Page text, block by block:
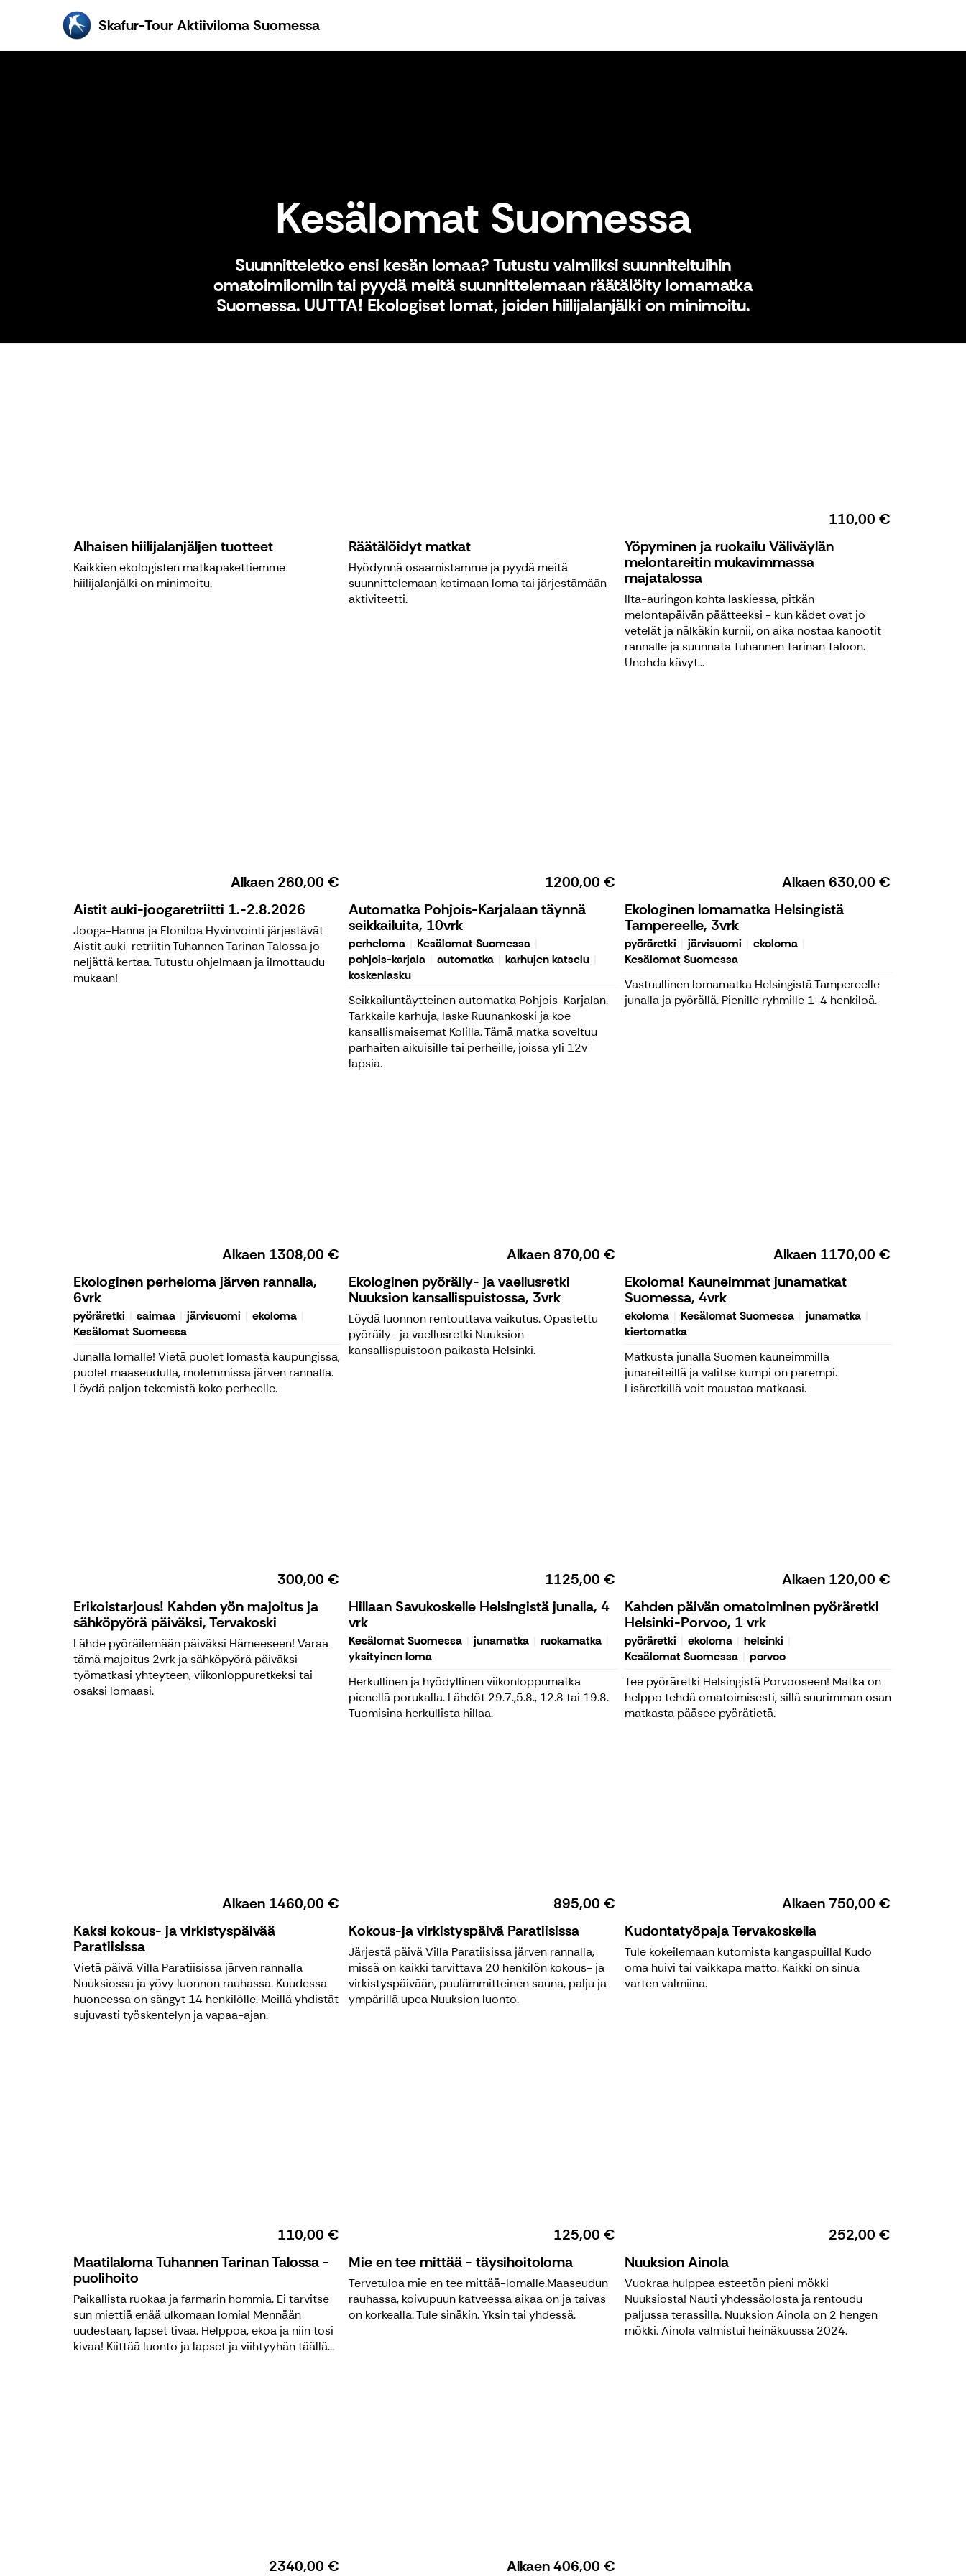
Skafur-Tour Aktiiviloma SuomessaSkafur-Tour Aktiiviloma Suomessa
Kesälomat Suomessa
Suunnitteletko ensi kesän lomaa? Tutustu valmiiksi suunniteltuihin
omatoimilomiin tai pyydä meitä suunnittelemaan räätälöity lomamatka
Suomessa. UUTTA! Ekologiset lomat, joiden hiilijalanjälki on minimoitu.
Alhaisen hiilijalanjäljen tuotteet
Kaikkien ekologisten matkapakettiemme
hiilijalanjälki on minimoitu.
Räätälöidyt matkat
Hyödynnä osaamistamme ja pyydä meitä
suunnittelemaan kotimaan loma tai järjestämään
aktiviteetti.
110,00 €
Yöpyminen ja ruokailu Väliväylän
melontareitin mukavimmassa
majatalossa
Ilta-auringon kohta laskiessa, pitkän
melontapäivän päätteeksi - kun kädet ovat jo
vetelät ja nälkäkin kurnii, on aika nostaa kanootit
rannalle ja suunnata Tuhannen Tarinan Taloon.
Unohda kävyt...
Alkaen 260,00 €
Aistit auki-joogaretriitti 1.-2.8.2026
Jooga-Hanna ja Eloniloa Hyvinvointi järjestävät
Aistit auki-retriitin Tuhannen Tarinan Talossa jo
neljättä kertaa. Tutustu ohjelmaan ja ilmottaudu
mukaan!
1200,00 €
Automatka Pohjois-Karjalaan täynnä
seikkailuita, 10vrk
perheloma
Kesälomat Suomessa
pohjois-karjala
automatka
karhujen katselu
koskenlasku
Seikkailuntäytteinen automatka Pohjois-Karjalan.
Tarkkaile karhuja, laske Ruunankoski ja koe
kansallismaisemat Kolilla. Tämä matka soveltuu
parhaiten aikuisille tai perheille, joissa yli 12v
lapsia.
Alkaen630,00 €
Ekologinen lomamatka Helsingistä
Tampereelle, 3vrk
pyöräretki järvisuomi
ekoloma
Kesälomat Suomessa
Vastuullinen lomamatka Helsingistä Tampereelle
junalla ja pyörällä. Pienille ryhmille 1-4 henkiloä.
Alkaen 1308,00 €
Ekologinen perheloma järven rannalla,
6vrk
pyöräretki saimaa järvisuomi
ekoloma
Kesälomat Suomessa
Junalla lomalle! Vietä puolet lomasta kaupungissa,
puolet maaseudulla, molemmissa järven rannalla.
Löydä paljon tekemistä koko perheelle.
Alkaen 870,00 €
Ekologinen pyöräily- ja vaellusretki
Nuuksion kansallispuistossa, 3vrk
Löydä luonnon rentouttava vaikutus. Opastettu
pyöräily- ja vaellusretki Nuuksion
kansallispuistoon paikasta Helsinki.
Alkaen 1170,00 €
Ekoloma! Kauneimmat junamatkat
Suomessa, 4vrk
ekoloma Kesälomat Suomessa
junamatka
kiertomatka
Matkusta junalla Suomen kauneimmilla
junareiteillä ja valitse kumpi on parempi.
Lisäretkillä voit maustaa matkaasi.
300,00 €
Erikoistarjous! Kahden yön majoitus ja
sähköpyörä päiväksi, Tervakoski
Lähde pyöräilemään päiväksi Hämeeseen! Varaa
tämä majoitus 2vrk ja sähköpyörä päiväksi
työmatkasi yhteyteen, viikonloppuretkeksi tai
osaksi lomaasi.
1125,00 €
Hillaan Savukoskelle Helsingistä junalla, 4
vrk
Kesälomat Suomessa junamatka
ruokamatka
yksityinen loma
Herkullinen ja hyödyllinen viikonloppumatka
pienellä porukalla. Lähdöt 29.7.,5.8., 12.8 tai 19.8.
Tuomisina herkullista hillaa.
Alkaen 120,00 €
Kahden päivän omatoiminen pyöräretki
Helsinki-Porvoo, 1 vrk
pyöräretki ekoloma
helsinki
Kesälomat Suomessa
porvoo
Tee pyöräretki Helsingistä Porvooseen! Matka on
helppo tehdä omatoimisesti, sillä suurimman osan
matkasta pääsee pyörätietä.
Alkaen 1460,00 €
Kaksi kokous- ja virkistyspäivää
Paratiisissa
Vietä päivä Villa Paratiisissa järven rannalla
Nuuksiossa ja yövy luonnon rauhassa. Kuudessa
huoneessa on sängyt 14 henkilölle. Meillä yhdistät
sujuvasti työskentelyn ja vapaa-ajan.
895,00 €
Kokous-ja virkistyspäivä Paratiisissa
Järjestä päivä Villa Paratiisissa järven rannalla,
missä on kaikki tarvittava 20 henkilön kokous- ja
virkistyspäivään, puulämmitteinen sauna, palju ja
ympärillä upea Nuuksion luonto.
Alkaen750,00 €
Kudontatyöpaja Tervakoskella
Tule kokeilemaan kutomista kangaspuilla! Kudo
oma huivi tai vaikkapa matto. Kaikki on sinua
varten valmiina.
110,00 €
Maatilaloma Tuhannen Tarinan Talossa -
puolihoito
Paikallista ruokaa ja farmarin hommia. Ei tarvitse
sun miettiä enää ulkomaan lomia! Mennään
uudestaan, lapset tivaa. Helppoa, ekoa ja niin tosi
kivaa! Kiittää luonto ja lapset ja viihtyyhän täällä...
125,00 €
Mie en tee mittää - täysihoitoloma
Tervetuloa mie en tee mittää-lomalle.Maaseudun
rauhassa, koivupuun katveessa aikaa on ja taivas
on korkealla. Tule sinäkin. Yksin tai yhdessä.
252,00 €
Nuuksion Ainola
Vuokraa hulppea esteetön pieni mökki
Nuuksiosta! Nauti yhdessäolosta ja rentoudu
paljussa terassilla. Nuuksion Ainola on 2 hengen
mökki. Ainola valmistui heinäkuussa 2024.
2340,00 € Alkaen406,00 €